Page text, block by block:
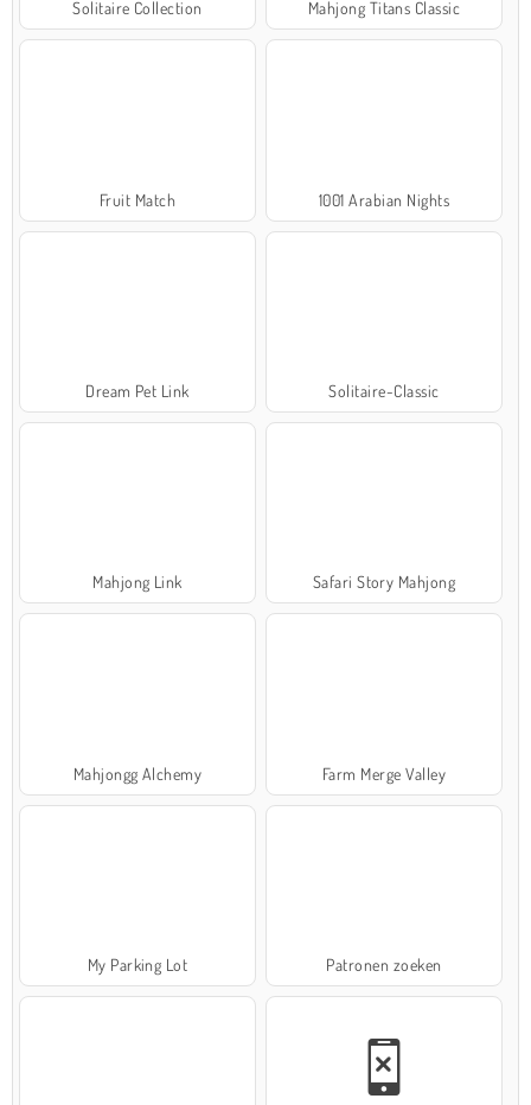
Solitaire Collection Mahjong Titans Classic
Fruit Match 1001 Arabian Nights
Dream Pet Link Solitaire-Classic
Mahjong Link Safari Story Mahjong
Mahjongg Alchemy Farm Merge Valley
My Parking Lot Patronen zoeken